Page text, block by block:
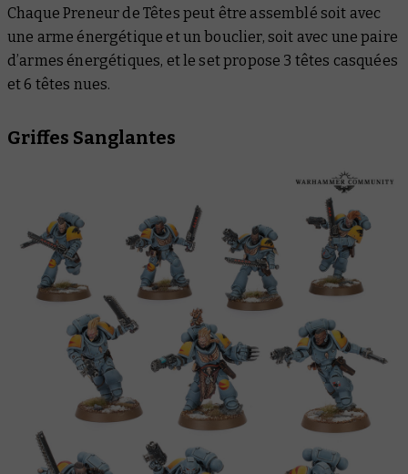
Chaque Preneur de Têtes peut être assemblé soit avec
une arme énergétique et un bouclier, soit avec une paire
d’armes énergétiques, et le set propose 3 têtes casquées
et 6 têtes nues.
Griffes Sanglantes